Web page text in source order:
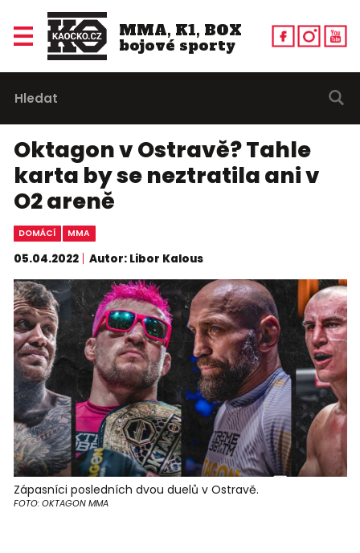
MMA, K1, BOX
bojové sporty
Oktagon v Ostravě? Tahle
karta by se neztratila ani v
O2 areně
DOMÁCÍ MMA
05.04.2022 Autor: Libor Kalous
Zápasníci posledních dvou duelů v Ostravě.
FOTO: OKTAGON MMA